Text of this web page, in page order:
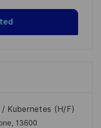
Kubernetes (H/F)
13600